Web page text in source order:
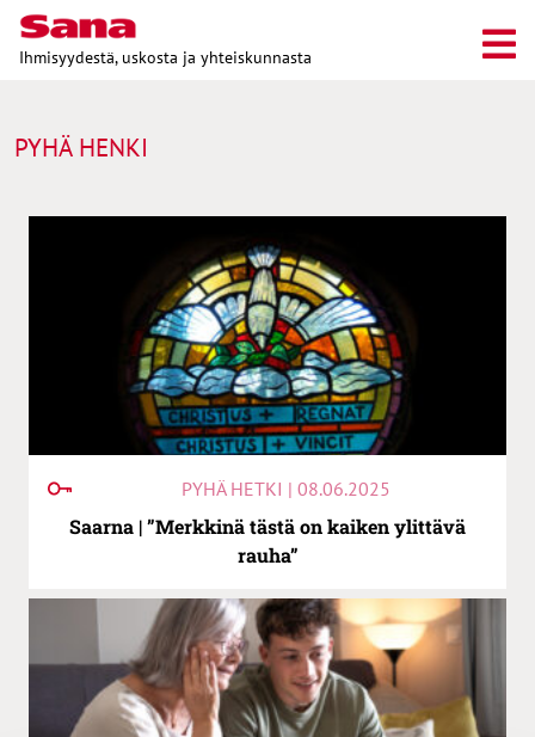
Ihmisyydestä, uskosta ja yhteiskunnasta
PYHÄ HENKI
PYHÄ HETKI | 08.06.2025
Saarna | ”Merkkinä tästä on kaiken ylittävä
rauha”